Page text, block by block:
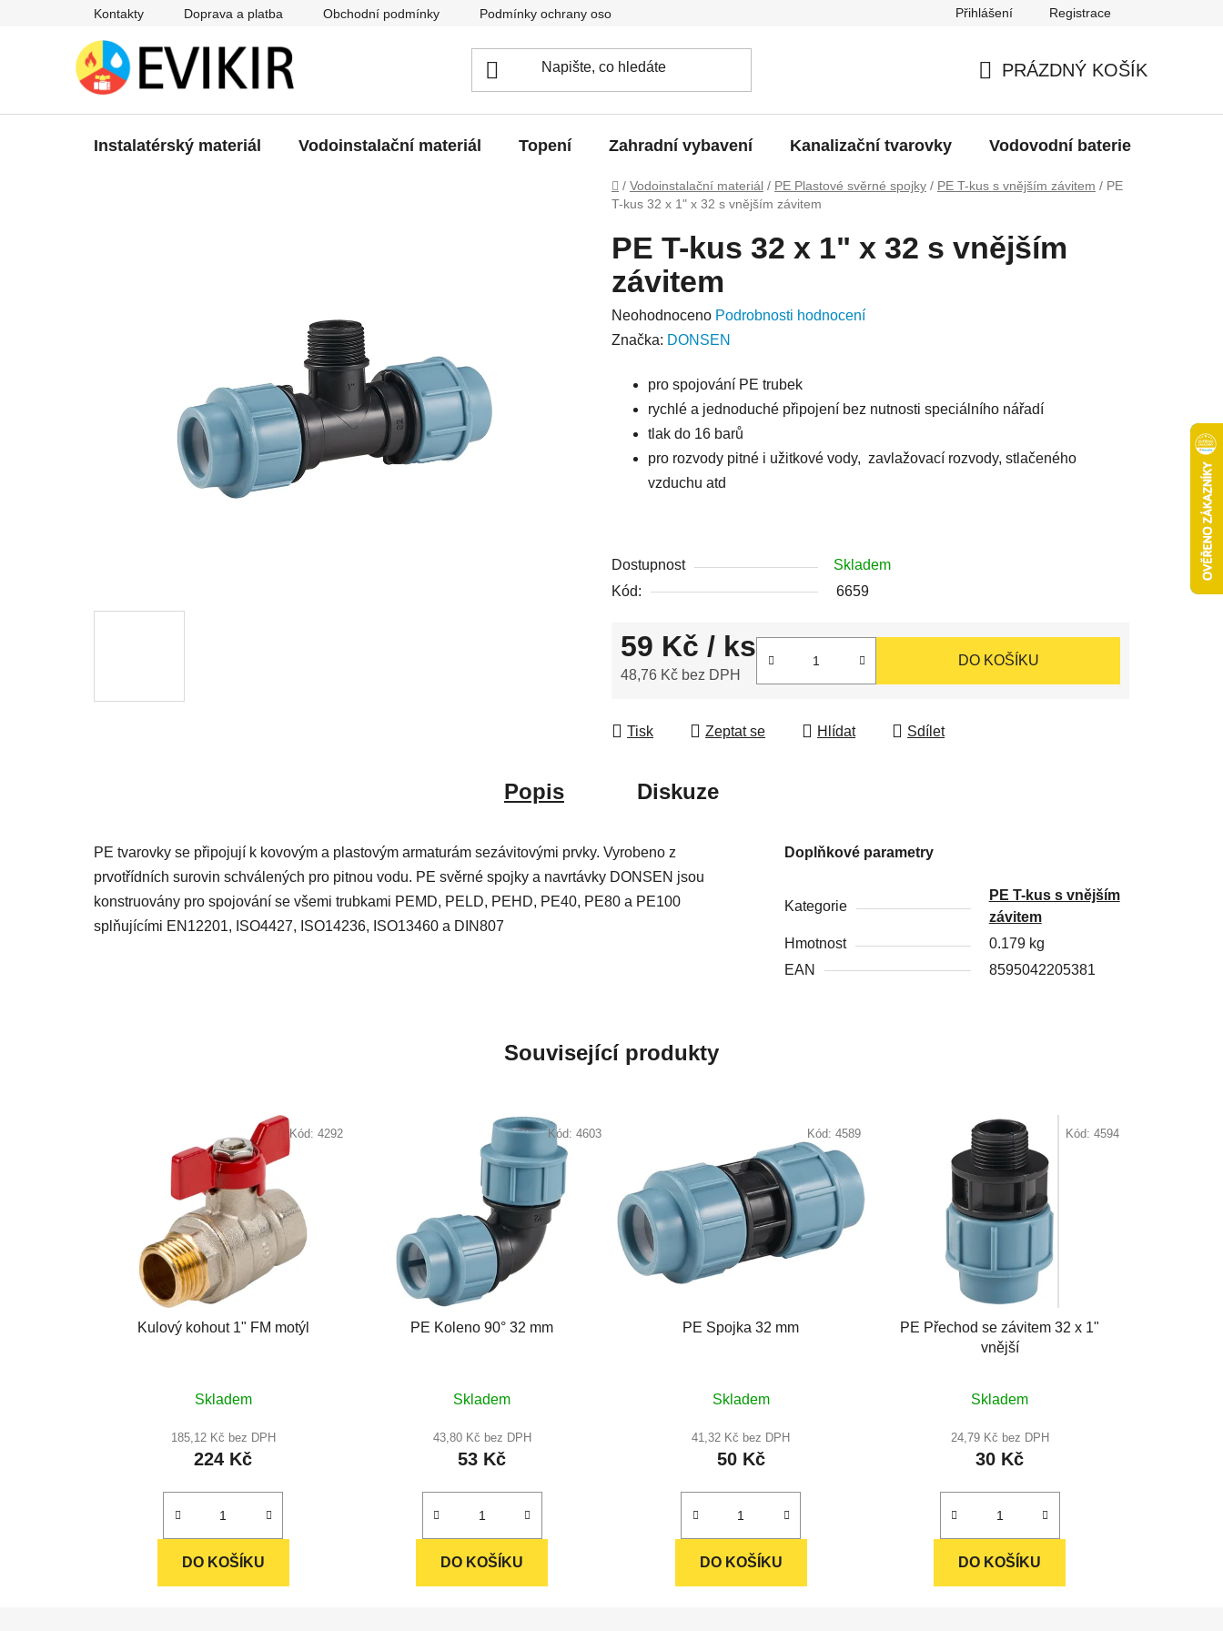
Kontakty Doprava a platba Obchodní podmínky Podmínky ochrany osobních údajů Přihlášení Registrace
KOŠÍK
PRÁZDNÝ KOŠÍK
Instalatérský materiál Vodoinstalační materiál Topení Zahradní vybavení Kanalizační tvarovky Vodovodní baterie
Domů
/ Vodoinstalační materiál / PE Plastové svěrné spojky / PE T-kus s vnějším závitem / PE
T-kus 32 x 1" x 32 s vnějším závitem
PE T-kus 32 x 1" x 32 s vnějším
závitem
Průměrné
hodnocení
hvězdiček.
Neohodnoceno Podrobnosti hodnocení
Značka: DONSEN
pro spojování PE trubek
rychlé a jednoduché připojení bez nutnosti speciálního nářadí
tlak do 16 barů
pro rozvody pitné i užitkové vody, zavlažovací rozvody, stlačeného
vzduchu atd
Dostupnost
Skladem
Kód:
6659
59 Kč / ks
48,76 Kč bez DPH
DO KOŠÍKU
Tisk Zeptat se Hlídat Sdílet
Popis Diskuze
PE tvarovky se připojují k kovovým a plastovým armaturám sezávitovými prvky. Vyrobeno z
prvotřídních surovin schválených pro pitnou vodu. PE svěrné spojky a navrtávky DONSEN jsou
konstruovány pro spojování se všemi trubkami PEMD, PELD, PEHD, PE40, PE80 a PE100
splňujícími EN12201, ISO4427, ISO14236, ISO13460 a DIN807
Doplňkové parametry
Kategorie
PE T-kus s vnějším
závitem
Hmotnost
0.179 kg
EAN
8595042205381
Související produkty
Kulový kohout 1" FM motýl
hodnocení
produktu
je
hvězdiček.
Skladem
185,12 Kč bez DPH
224 Kč
DO KOŠÍKU
Kód: 4292
PE Koleno 90° 32 mm
hodnocení
produktu
je
hvězdiček.
Skladem
43,80 Kč bez DPH
53 Kč
DO KOŠÍKU
Kód: 4603
PE Spojka 32 mm
hodnocení
produktu
je
hvězdiček.
Skladem
41,32 Kč bez DPH
50 Kč
DO KOŠÍKU
Kód: 4589
PE Přechod se závitem 32 x 1"
vnější
hodnocení
produktu
je
hvězdiček.
Skladem
24,79 Kč bez DPH
30 Kč
DO KOŠÍKU
Kód: 4594